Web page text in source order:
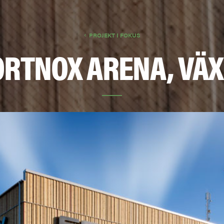
PROJEKT I FOKUS
ARENA,